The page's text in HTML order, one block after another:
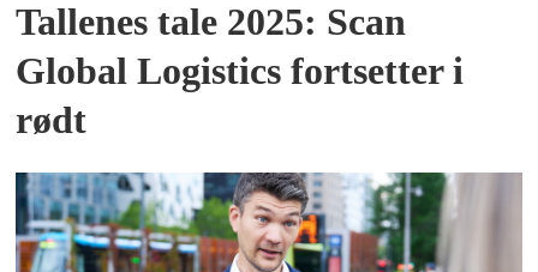
Tallenes tale 2025: Scan
Global Logistics fortsetter i
rødt